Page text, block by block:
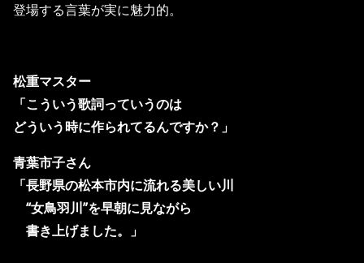
登場する言葉が実に魅力的。
松重マスター
「こういう歌詞っていうのは
どういう時に作られてるんですか？」
青葉市子さん
「長野県の松本市内に流れる美しい川
“女鳥羽川”を早朝に見ながら
書き上げました。」